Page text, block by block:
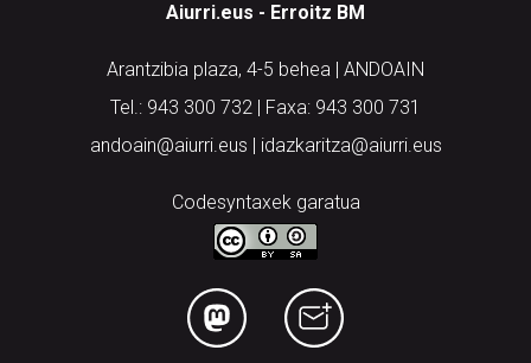
Aiurri.eus - Erroitz BM
Arantzibia plaza, 4-5 behea | ANDOAIN
Tel.: 943 300 732 | Faxa: 943 300 731
andoain@aiurri.eus | idazkaritza@aiurri.eus
Codesyntaxek garatua